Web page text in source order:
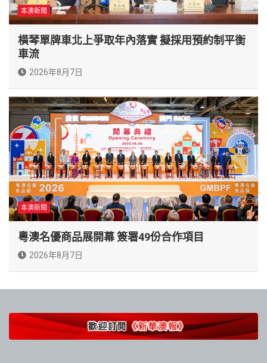
本澳新聞
橫琴單牌車北上爭取年內落實 擬採用預約制平衡
車流
2026年8月7日
本澳新聞
粵澳名優商品展開幕 簽署49份合作項目
2026年8月7日